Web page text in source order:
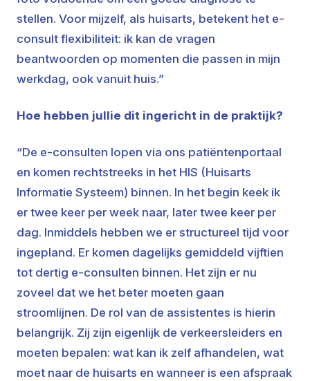
stellen. Voor mijzelf, als huisarts, betekent het e-
consult flexibiliteit: ik kan de vragen
beantwoorden op momenten die passen in mijn
werkdag, ook vanuit huis.”
Hoe hebben jullie dit ingericht in de praktijk?
“De e-consulten lopen via ons patiëntenportaal
en komen rechtstreeks in het HIS (Huisarts
Informatie Systeem) binnen. In het begin keek ik
er twee keer per week naar, later twee keer per
dag. Inmiddels hebben we er structureel tijd voor
ingepland. Er komen dagelijks gemiddeld vijftien
tot dertig e-consulten binnen. Het zijn er nu
zoveel dat we het beter moeten gaan
stroomlijnen. De rol van de assistentes is hierin
belangrijk. Zij zijn eigenlijk de verkeersleiders en
moeten bepalen: wat kan ik zelf afhandelen, wat
moet naar de huisarts en wanneer is een afspraak